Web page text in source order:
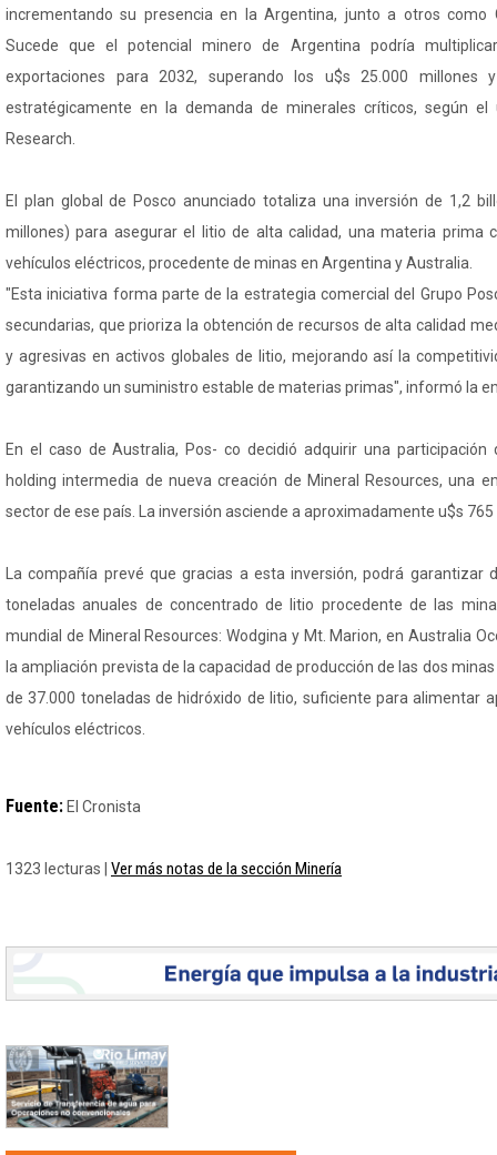
incrementando su presencia en la Argentina, junto a otros como
Sucede que el potencial minero de Argentina podría
exportaciones para 2032, superando los u$s 25.000 millones
estratégicamente en la demanda de minerales críticos, según
Research.
El plan global de Posco anunciado totaliza una inversión de 1,2
millones) para asegurar el litio de alta calidad, una materia prima
vehículos eléctricos, procedente de minas en Argentina y Australia.
"Esta iniciativa forma parte de la estrategia comercial del Grupo
secundarias, que prioriza la obtención de recursos de alta calidad
y agresivas en activos globales de litio, mejorando así la
garantizando un suministro estable de materias primas", informó la
En el caso de Australia, Pos- co decidió adquirir una participación
holding intermedia de nueva creación de Mineral Resources, una
sector de ese país. La inversión asciende a aproximadamente u$s
La compañía prevé que gracias a esta inversión, podrá garantizar
toneladas anuales de concentrado de litio procedente de las
mundial de Mineral Resources: Wodgina y Mt. Marion, en Australia
la ampliación prevista de la capacidad de producción de las dos
de 37.000 toneladas de hidróxido de litio, suficiente para alimentar
vehículos eléctricos.
Fuente: El Cronista
1323 lecturas | Ver más notas de la sección Minería